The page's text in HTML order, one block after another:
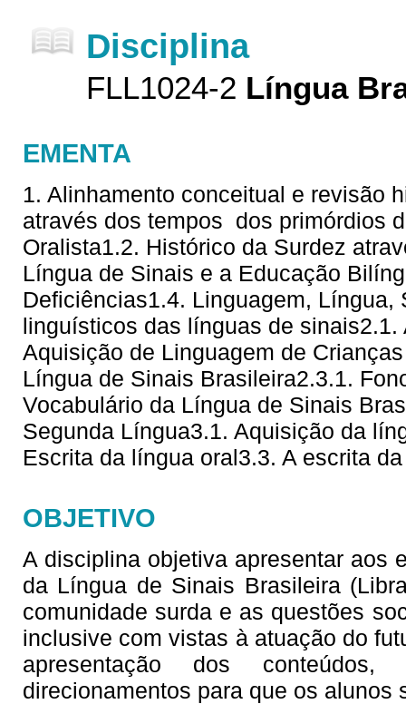
Disciplina
FLL1024-2 Língua
EMENTA
1. Alinhamento conceitual e revisão
através dos tempos  dos primórdios
Oralista1.2. Histórico da Surdez
Língua de Sinais e a Educação
Deficiências1.4. Linguagem,
linguísticos das línguas de
Aquisição de Linguagem de
Língua de Sinais Brasileira2.3.1.
Vocabulário da Língua de Sinais
Segunda Língua3.1. Aquisição da
Escrita da língua oral3.3. A escrita
OBJETIVO
A disciplina objetiva apresentar aos
da Língua de Sinais Brasileira
comunidade surda e as questões
inclusive com vistas à atuação do
apresentação dos
direcionamentos para que os alunos